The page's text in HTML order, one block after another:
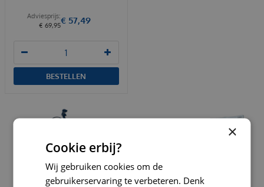
€ 69,95€ 57,49
BESTELLEN
×
Cookie erbij?
Wij gebruiken cookies om de
gebruikerservaring te verbeteren. Denk